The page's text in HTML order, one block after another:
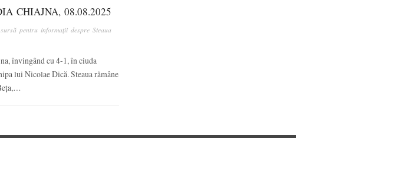
CHIAJNA, 08.08.2025
pentru informații despre Steaua
învingând cu 4-1, în ciuda
lui Nicolae Dică. Steaua rămâne